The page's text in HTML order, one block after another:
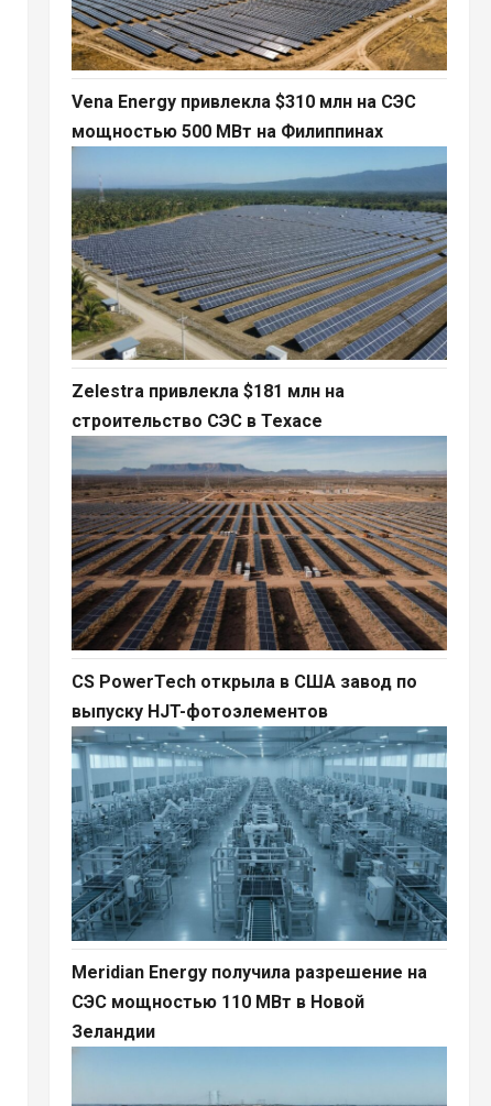
Vena Energy привлекла $310 млн на СЭС
мощностью 500 МВт на Филиппинах
Zelestra привлекла $181 млн на
строительство СЭС в Техасе
CS PowerTech открыла в США завод по
выпуску HJT-фотоэлементов
Meridian Energy получила разрешение на
СЭС мощностью 110 МВт в Новой
Зеландии